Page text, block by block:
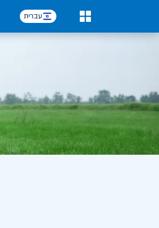
עברית